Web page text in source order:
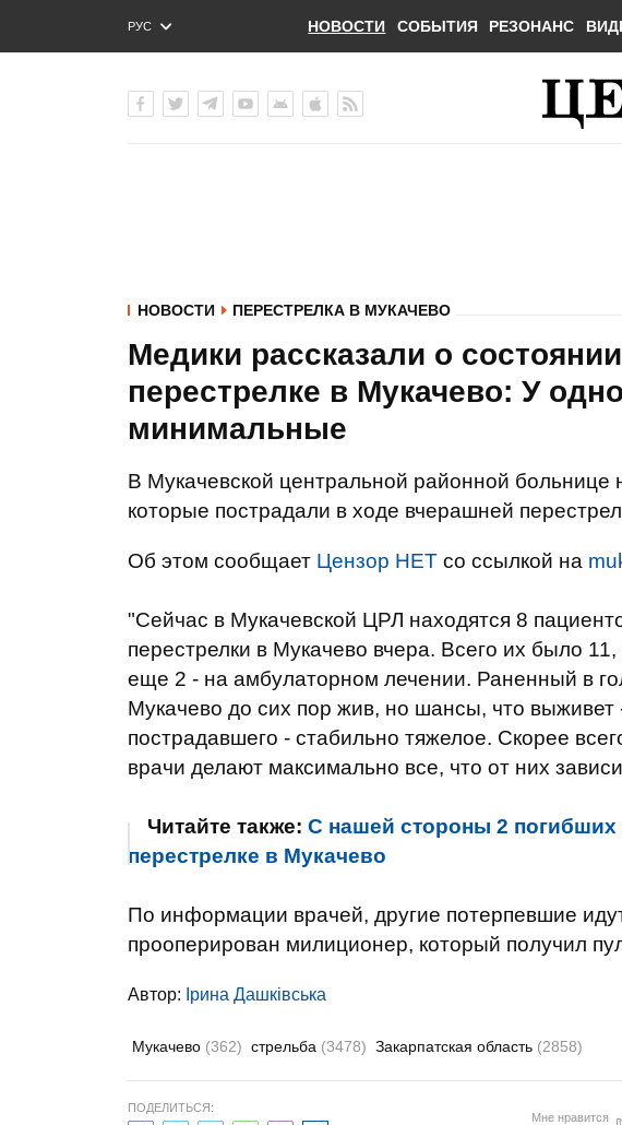
РУС
ENG
НОВОСТИ СОБЫТИЯ РЕЗОНАНС
НОВОСТИ ПЕРЕСТРЕЛКА В МУКАЧЕВО
Медики рассказали о
перестрелке в Мукачево: У
минимальные
В Мукачевской центральной районной больнице
которые пострадали в ходе вчерашней
Об этом сообщает Цензор НЕТ со ссылкой на
"Сейчас в Мукачевской ЦРЛ находятся 8
перестрелки в Мукачево вчера. Всего их было
еще 2 - на амбулаторном лечении. Раненный в
Мукачево до сих пор жив, но шансы, что
пострадавшего - стабильно тяжелое. Скорее
врачи делают максимально все, что от них
Читайте также: С нашей стороны 2
перестрелке в Мукачево
По информации врачей, другие потерпевшие
прооперирован милиционер, который получил
Автор: Ірина Дашківська
Мукачево (362) стрельба (3478) Закарпатская область (2858)
ПОДЕЛИТЬСЯ:
Мне нравится